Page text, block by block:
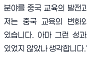
분야를 중국 교육의 발전
저는 중국 교육의 변화
있습니다. 아마 그런 성
있었지 않았나 생각합니다